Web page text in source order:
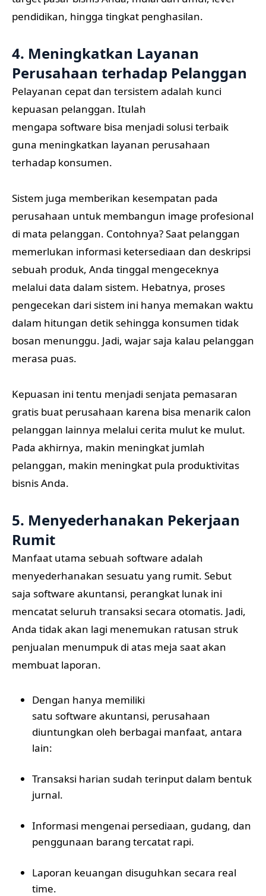
pendidikan, hingga tingkat penghasilan.
4. Meningkatkan Layanan
Perusahaan terhadap Pelanggan
Pelayanan cepat dan tersistem adalah kunci
kepuasan pelanggan. Itulah
mengapa software bisa menjadi solusi terbaik
guna meningkatkan layanan perusahaan
terhadap konsumen.
Sistem juga memberikan kesempatan pada
perusahaan untuk membangun image profesional
di mata pelanggan. Contohnya? Saat pelanggan
memerlukan informasi ketersediaan dan deskripsi
sebuah produk, Anda tinggal mengeceknya
melalui data dalam sistem. Hebatnya, proses
pengecekan dari sistem ini hanya memakan waktu
dalam hitungan detik sehingga konsumen tidak
bosan menunggu. Jadi, wajar saja kalau pelanggan
merasa puas.
Kepuasan ini tentu menjadi senjata pemasaran
gratis buat perusahaan karena bisa menarik calon
pelanggan lainnya melalui cerita mulut ke mulut.
Pada akhirnya, makin meningkat jumlah
pelanggan, makin meningkat pula produktivitas
bisnis Anda.
5. Menyederhanakan Pekerjaan
Rumit
Manfaat utama sebuah software adalah
menyederhanakan sesuatu yang rumit. Sebut
saja software akuntansi, perangkat lunak ini
mencatat seluruh transaksi secara otomatis. Jadi,
Anda tidak akan lagi menemukan ratusan struk
penjualan menumpuk di atas meja saat akan
membuat laporan.
Dengan hanya memiliki
satu software akuntansi, perusahaan
diuntungkan oleh berbagai manfaat, antara
lain:
Transaksi harian sudah terinput dalam bentuk
jurnal.
Informasi mengenai persediaan, gudang, dan
penggunaan barang tercatat rapi.
Laporan keuangan disuguhkan secara real
time.